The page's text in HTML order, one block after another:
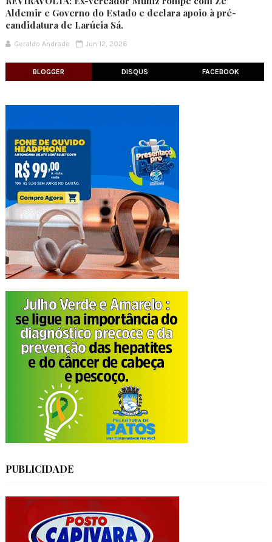
Aldemir e Governo do Estado e declara apoio à pré-
candidatura de Larúcia Sá.
Geraldo Andrade Jun 12, 2026
BLOGGER DISQUS FACEBOOK
PUBLICIDADE